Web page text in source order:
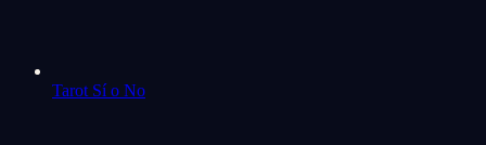
Tarot Sí o No